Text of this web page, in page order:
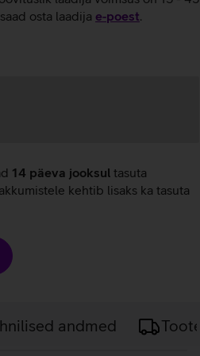
osta laadija e‑poest.
14 päeva jooksul tasuta
kehtib lisaks ka tasuta
andmed